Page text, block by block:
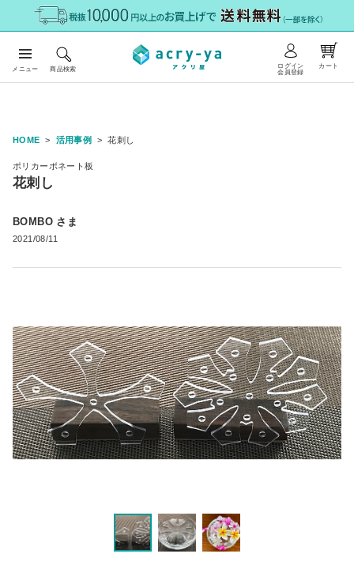
メニュー 商品検索
ログイン
会員登録
カート
HOME 活用事例 花刺し
ポリカーボネート板
花刺し
BOMBO さま
2021/08/11